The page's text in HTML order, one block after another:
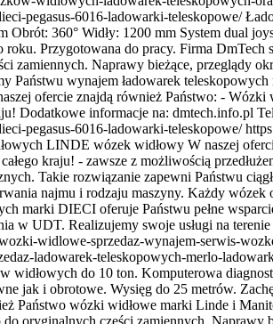
pegasus-6016-ladowarki-teleskopowe/
360° Widły: 1200 mm System dual
Przygotowana do pracy. Firma
zamiennych. Naprawy bieżące, przeglądy
Państwu wynajem ładowarek
ofercie znajdą również Państwo: -
Dodatkowe informacje na: dmtech.info.pl
pegasus-6016-ladowarki-teleskopowe/
LINDE wózek widłowy W naszej
kraju! - zawsze z możliwością
Takie rozwiązanie zapewni Państwu
najmu i rodzaju maszyny. Każdy
marki DIECI oferuje Państwu pełne
w UDT. Realizujemy swoje usługi na
widlowe-sprzedaz-wynajem-serwis-
ladowarek-teleskopowych-merlo-
widłowych do 10 ton. Komputerowa
jak i obrotowe. Wysięg do 25 metrów.
Państwo wózki widłowe marki Linde i
oryginalnych części zamiennych.